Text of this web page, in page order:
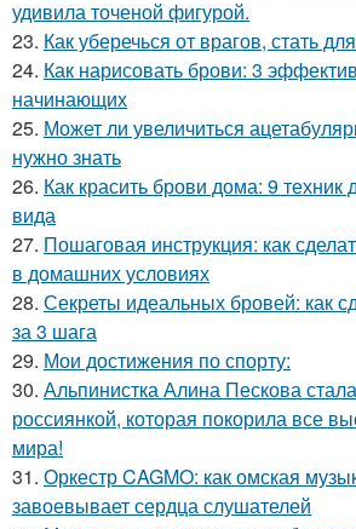
удивила точеной фигурой.
23. Как уберечься от врагов, стать
24. Как нарисовать брови: 3
начинающих
25. Может ли увеличиться
нужно знать
26. Как красить брови дома: 9 техник
вида
27. Пошаговая инструкция: как
в домашних условиях
28. Секреты идеальных бровей: как
за 3 шага
29. Мои достижения по спорту:
30. Альпинистка Алина Пескова
россиянкой, которая покорила все
мира!
31. Оркестр CAGMO: как омская
завоевывает сердца слушателей